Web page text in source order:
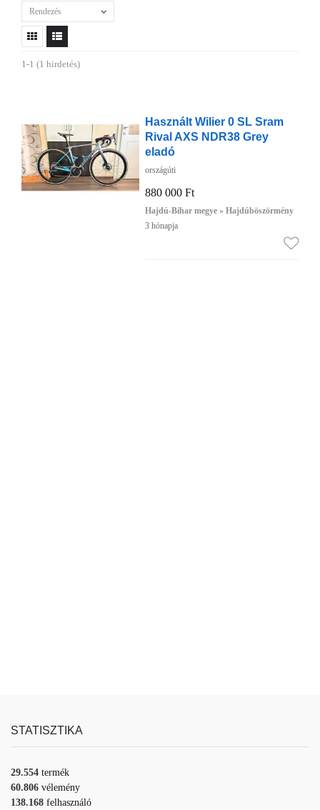
Rendezés
1-1 (1 hirdetés)
Használt Wilier 0 SL Sram
Rival AXS NDR38 Grey
eladó
országúti
880 000 Ft
Hajdú-Bihar megye » Hajdúböszörmény
3 hónapja
STATISZTIKA
29.554 termék
60.806 vélemény
138.168 felhasználó